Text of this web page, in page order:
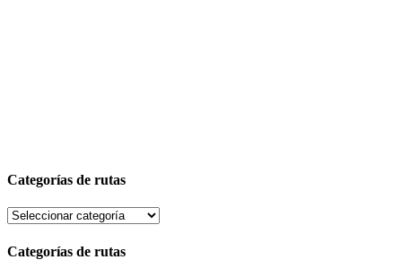
Categorías de rutas
Categorías de rutas